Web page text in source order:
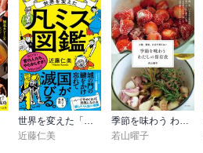
世界を変えた「凡ミス」図鑑
近藤仁美
季節を味わう わたしの保存食 少量、簡単、お店で買えない
若山曜子